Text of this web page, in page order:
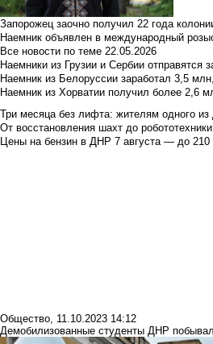
Запорожец заочно получил 22 года
Наемник объявлен в международный
Все новости по теме 22.05.2026
Наемники из Грузии и Сербии отправятся
Наемник из Белоруссии заработал 3,5
Наемник из Хорватии получил более 2,6
Три месяца без лифта: жителям одного
От восстановления шахт до
Цены на бензин в ДНР 7 августа — до 210
Общество 11.10.2023 14:12
Демобилизованные студенты ДНР